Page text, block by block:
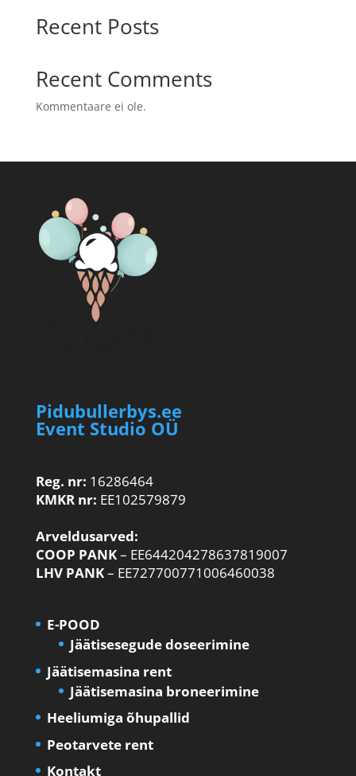
Recent Posts
Recent Comments
Kommentaare ei ole.
Pidubullerbys.ee
Event Studio OÜ
Reg. nr: 16286464
KMKR nr: EE102579879
Arveldusarved:
COOP PANK– EE644204278637819007
LHV PANK– EE727700771006460038
E-POOD
Jäätisesegude doseerimine
Jäätisemasina rent
Jäätisemasina broneerimine
Heeliumiga õhupallid
Peotarvete rent
Kontakt